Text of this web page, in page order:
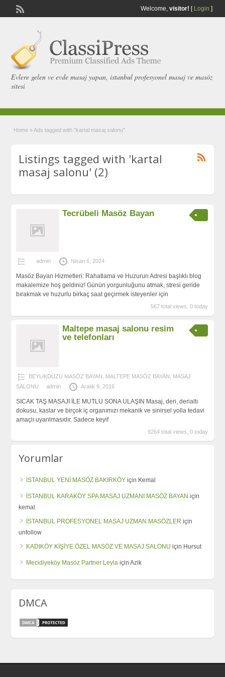
Welcome, visitor! [ Login ]
Evlere gelen ve evde masaj yapan, istanbul profesyonel masaj ve masöz
sitesi
Home » Ads tagged with "kartal masaj salonu"
Listings tagged with 'kartal
masaj salonu' (2)
Tecrübeli Masöz Bayan
admin Nisan 6, 2024
Masöz Bayan Hizmetleri: Rahatlama ve Huzurun Adresi başlıklı blog
makalemize hoş geldiniz! Günün yorgunluğunu atmak, stresi geride
bırakmak ve huzurlu birkaç saat geçirmek isteyenler için
567 total views, 0 today
Maltepe masaj salonu resim
ve telefonları
BEYLİKDÜZÜ MASÖZ BAYAN MALTEPE MASÖZ BAYAN
MASAJ
SALONU
admin Aralık 9, 2016
SICAK TAŞ MASAJI İLE MUTLU SONA ULAŞIN Masaj, deri, derialtı
dokusu, kaslar ve birçok iç organımızı mekanik ve sinirsel yolla tedavi
amaçlı uyarılmasıdır. Sadece keyif
9264 total views, 0 today
Yorumlar
İSTANBUL YENİ MASÖZ BAKIRKÖY için Kemal
İSTANBUL KARAKÖY SPA MASAJ UZMANI MASÖZ BAYAN için
kemal
İSTANBUL PROFESYONEL MASAJ UZMAN MASÖZLER için
unfollow
KADIKÖY KİŞİYE ÖZEL MASÖZ VE MASAJ SALONU için Hursut
Mecidiyeköy Masöz Partner Leyla içinAzik
DMCA